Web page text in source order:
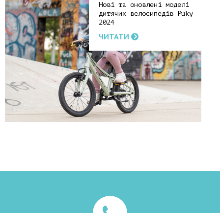
Нові та оновлені моделі
дитячих велосипедів Puky
2024
ЧИТАТИ